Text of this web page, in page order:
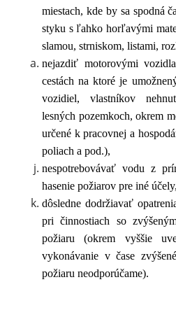
miestach, kde by sa spodná
styku s ľahko horľavými
slamou, strniskom, listami,
nejazdiť motorovými
cestách na ktoré je
vozidiel, vlastníkov
lesných pozemkoch, okrem
určené k pracovnej a
poliach a pod.),
nespotrebovávať vodu z
hasenie požiarov pre iné účely,
dôsledne dodržiavať
pri činnostiach so
požiaru (okrem vyššie
vykonávanie v čase
požiaru neodporúčame).